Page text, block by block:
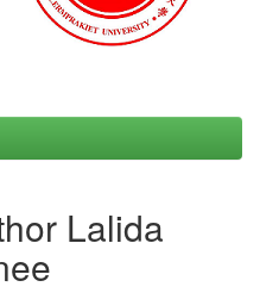
Lalida